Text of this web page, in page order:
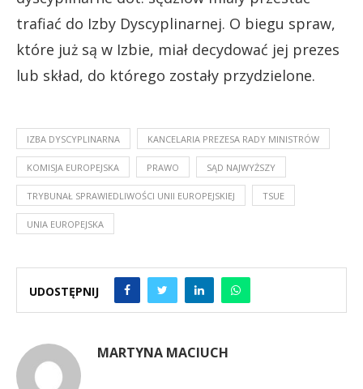
trafiać do Izby Dyscyplinarnej. O biegu spraw,
które już są w Izbie, miał decydować jej prezes
lub skład, do którego zostały przydzielone.
IZBA DYSCYPLINARNA KANCELARIA PREZESA RADY MINISTRÓW
KOMISJA EUROPEJSKA PRAWO SĄD NAJWYŻSZY
TRYBUNAŁ SPRAWIEDLIWOŚCI UNII EUROPEJSKIEJ TSUE
UNIA EUROPEJSKA
UDOSTĘPNIJ
MARTYNA MACIUCH